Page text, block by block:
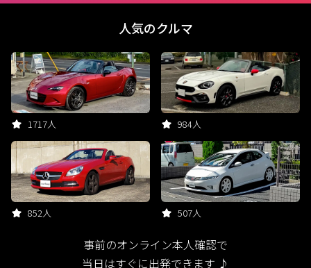
人気のクルマ
1717人 984人
852人 507人
事前のオンライン本人確認で
当日はすぐに出発できます ♪